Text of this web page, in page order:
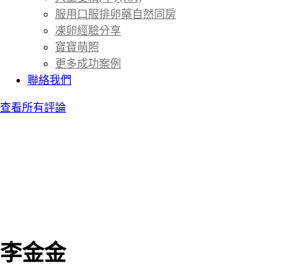
服用口服排卵藥自然同房
凍卵經驗分享
寶寶萌照
更多成功案例
聯絡我們
查看所有評論
李金金